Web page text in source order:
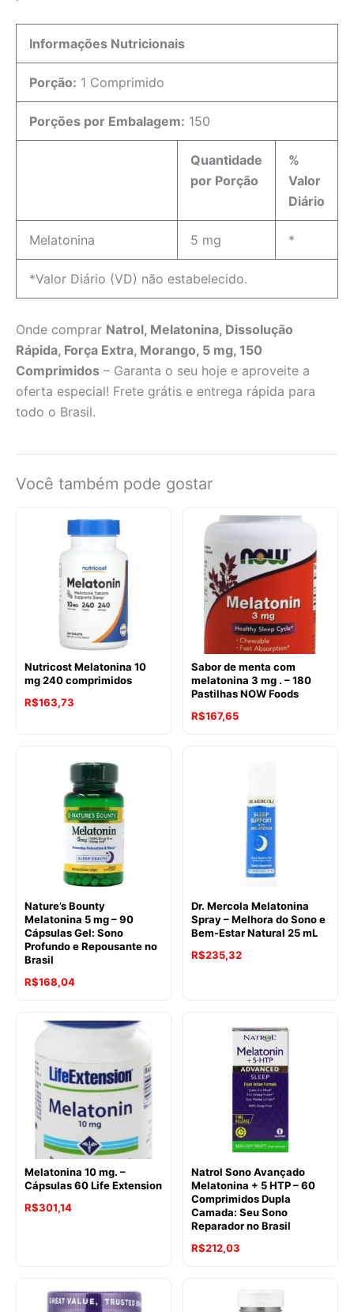
Informações Nutricionais
Porção: 1 Comprimido
Porções por Embalagem: 150
Quantidade
por Porção
%
Valor
Diário
Melatonina 5 mg *
*Valor Diário (VD) não estabelecido.
Onde comprar Natrol, Melatonina, Dissolução
Rápida, Força Extra, Morango, 5 mg, 150
Comprimidos – Garanta o seu hoje e aproveite a
oferta especial! Frete grátis e entrega rápida para
todo o Brasil.
Você também pode gostar
Nutricost Melatonina 10
mg 240 comprimidos
R$163,73
Sabor de menta com
melatonina 3 mg . – 180
Pastilhas NOW Foods
O
R$167,65O
R$167,65.
Nature’s Bounty
Melatonina 5 mg – 90
Cápsulas Gel: Sono
Profundo e Repousante no
Brasil
R$168,04
Dr. Mercola Melatonina
Spray – Melhora do Sono e
Bem-Estar Natural 25 mL
R$235,32
Melatonina 10 mg. –
Cápsulas 60 Life Extension
R$301,14
Natrol Sono Avançado
Melatonina + 5 HTP – 60
Comprimidos Dupla
Camada: Seu Sono
Reparador no Brasil
R$212,03